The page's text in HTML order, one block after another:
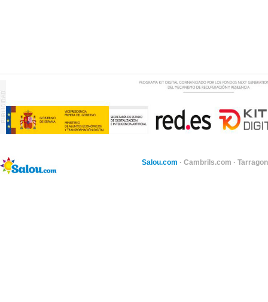
Salou.com · Cambrils.com ·